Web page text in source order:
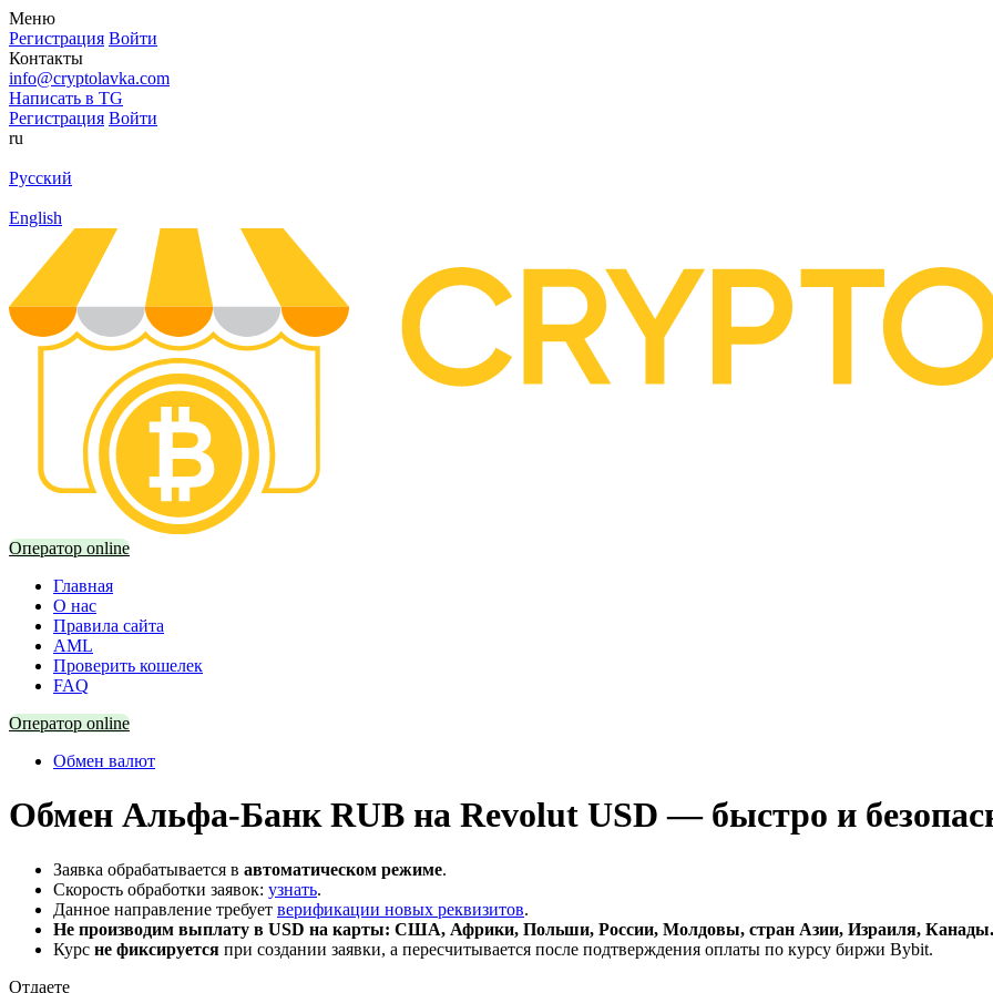
Меню
Регистрация Войти
Контакты
info@cryptolavka.com
Написать в TG
Регистрация Войти
ru
Русский
English
Оператор online
Главная
О нас
Правила сайта
AML
Проверить кошелек
FAQ
Оператор online
Обмен валют
Обмен Альфа-Банк RUB на Revolut USD — быстро и
Заявка обрабатывается в автоматическом режиме.
Скорость обработки заявок: узнать.
Данное направление требует верификации новых реквизитов.
Не производим выплату в USD на карты: США, Африки, Польши, России, Молдовы, стран Азии, Израиля, Канады.
Курс не фиксируется при создании заявки, а пересчитывается после подтверждения оплаты по курсу биржи Bybit.
Отдаете